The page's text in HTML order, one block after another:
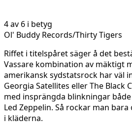
4 av 6 i betyg
Ol' Buddy Records/Thirty Tigers
Riffet i titelspåret säger å det
Vassare kombination av mäktigt
amerikansk sydstatsrock har väl
Georgia Satellites eller The Black
med insprängda blinkningar
Led Zeppelin. Så rockar man
i kläderna.